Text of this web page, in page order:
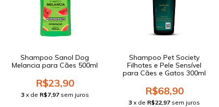
Shampoo Sanol Dog
Melancia para Cães 500ml
R$23,90
3 x de R$7,97 sem juros
Shampoo Pet Society
Filhotes e Pele Sensível
para Cães e Gatos 300ml
R$68,90
3 x de R$22,97 sem juros